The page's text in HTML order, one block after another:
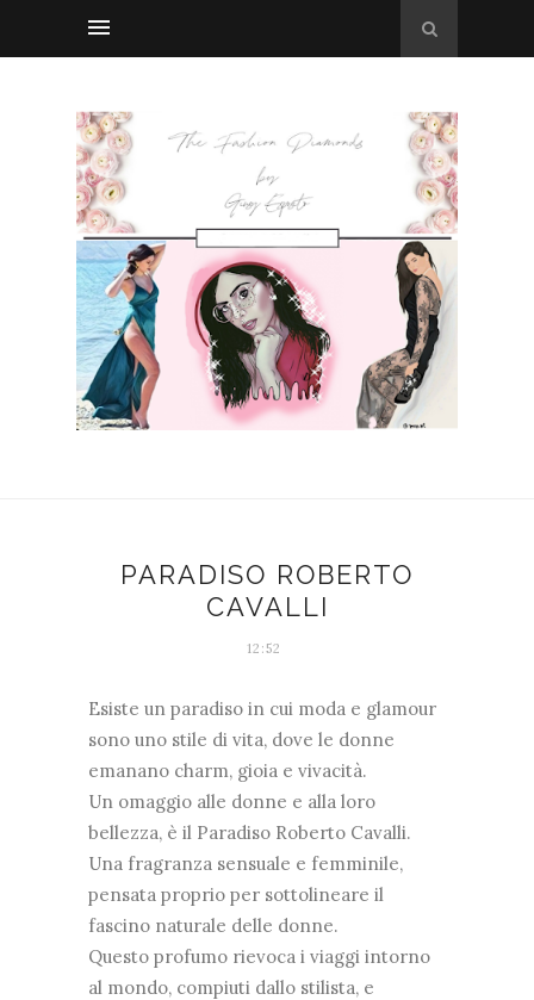
PARADISO ROBERTO
CAVALLI
12:52
Esiste un paradiso in cui moda e glamour
sono uno stile di vita, dove le donne
emanano charm, gioia e vivacità.
Un omaggio alle donne e alla loro
bellezza, è il Paradiso Roberto Cavalli.
Una fragranza sensuale e femminile,
pensata proprio per sottolineare il
fascino naturale delle donne.
Questo profumo rievoca i viaggi intorno
al mondo, compiuti dallo stilista, e